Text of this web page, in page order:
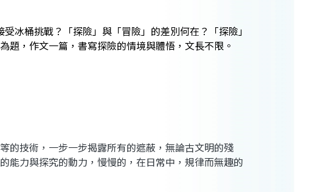
冰桶挑戰？「探險」與「冒險」的差別何在？「探險」
題，作文一篇，書寫探險的情境與體悟，文長不限。
技術，一步一步揭露所有的遮蔽，無論古文明的殘
能力與探究的動力，慢慢的，在日常中，規律而無趣的